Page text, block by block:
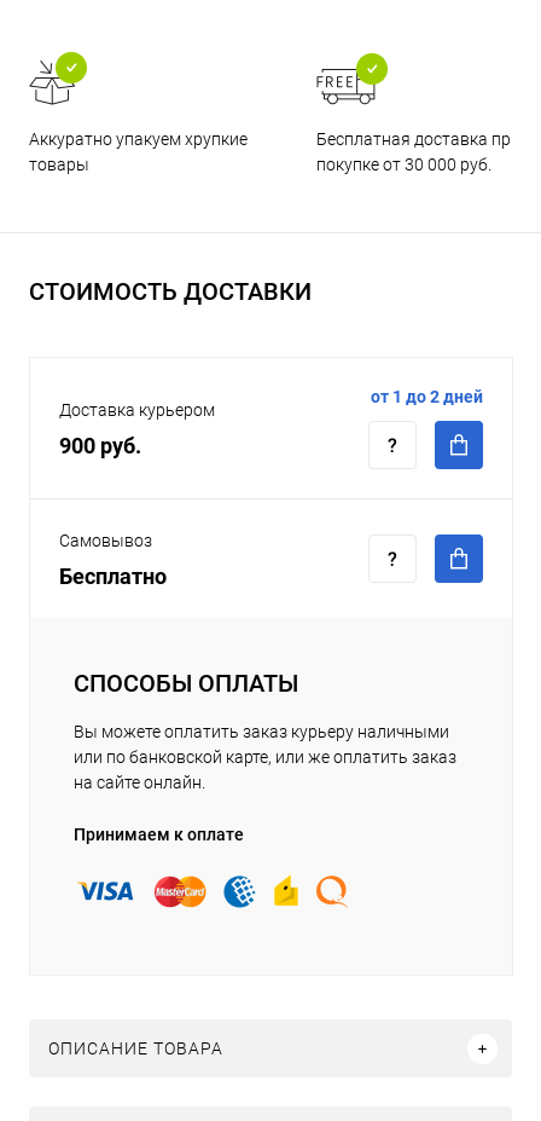
Аккуратно упакуем хрупкие
товары
Бесплатная доставка при
покупке от 30 000 руб.
СТОИМОСТЬ ДОСТАВКИ
Доставка курьером
900 руб.
от 1 до 2 дней
Самовывоз
Бесплатно
СПОСОБЫ ОПЛАТЫ
Вы можете оплатить заказ курьеру наличными
или по банковской карте, или же оплатить заказ
на сайте онлайн.
Принимаем к оплате
ОПИСАНИЕ ТОВАРА